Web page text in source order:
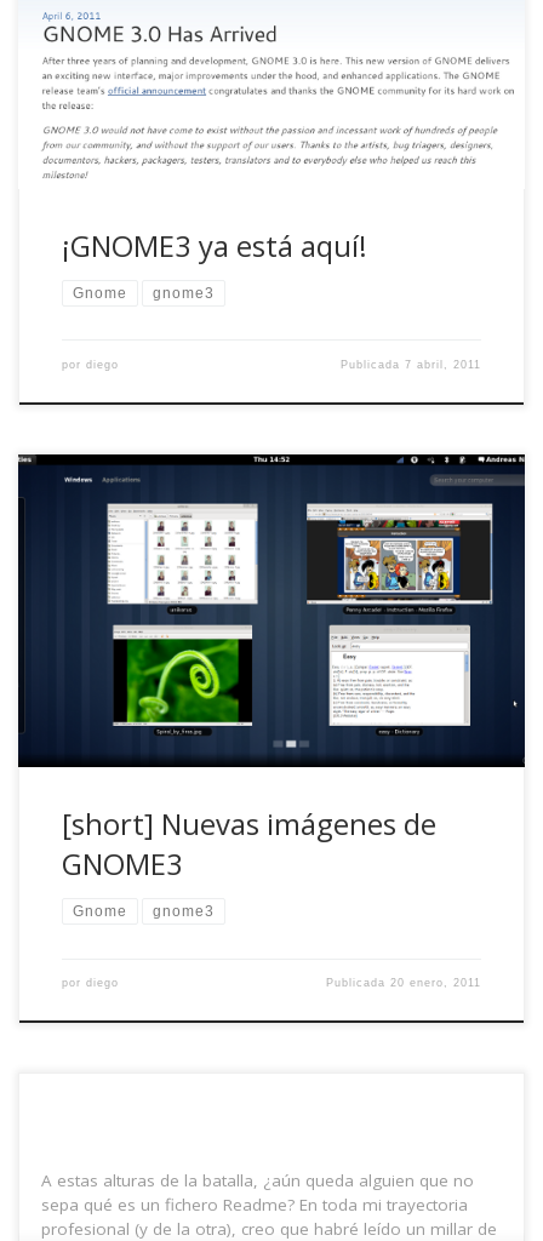
en este blog y el día que finalmente está disponible para
todo el mundo, con fiestas de bienvenida incluidas, ese día
no abro la boca. Tras tres años de planificación y
desarrollo, con un giro radical en la línea que […]
¡GNOME3 ya está aquí!
Gnome gnome3
por diego Publicada7 abril, 2011
La gente de GNOME ha querido mostrar como será la
nueva (y esperada) versión 3 del fantástico gestor de
escritorios. Y si, soy poco objetivo pero ya aparecerá Dabo
para hablar de KDE :). Para enseñarnos cómo es la interfaz
y, de paso, ponernos los dientes largos como a un […]
[short] Nuevas imágenes de
GNOME3
Gnome gnome3
por diego Publicada20 enero, 2011
A estas alturas de la batalla, ¿aún queda alguien que no
sepa qué es un fichero Readme? En toda mi trayectoria
profesional (y de la otra), creo que habré leído un millar de